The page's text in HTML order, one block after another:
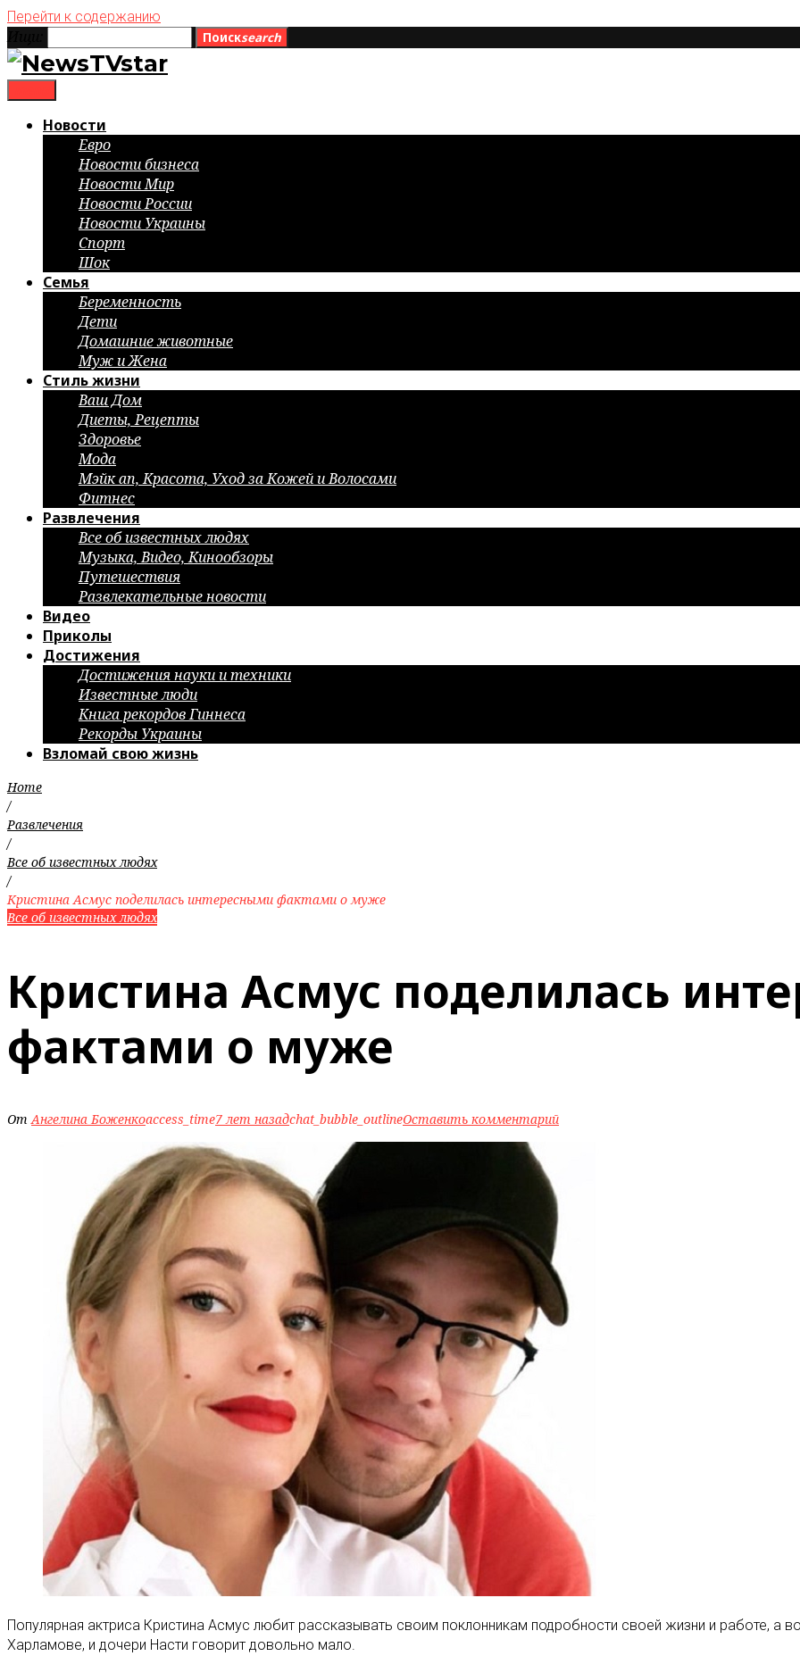
Перейти к содержанию
Поискsearch
Новости
Евро
Новости бизнеса
Новости Мир
Новости России
Новости Украины
Спорт
Шок
Семья
Беременность
Дети
Домашние животные
Муж и Жена
Стиль жизни
Ваш Дом
Диеты, Рецепты
Здоровье
Мода
Мэйк ап, Красота, Уход за Кожей и Волосами
Фитнес
Развлечения
Все об известных людях
Музыка, Видео, Кинообзоры
Путешествия
Развлекательные новости
Видео
Приколы
Достижения
Достижения науки и техники
Известные люди
Книга рекордов Гиннеса
Рекорды Украины
Взломай свою жизнь
Home
/
Развлечения
/
Все об известных людях
/
Кристина Асмус поделилась интересными фактами о муже
Все об известных людях
Кристина Асмус поделилась
фактами о муже
ОтАнгелина Боженкоaccess_time7 лет назадchat_bubble_outlineОставить комментарий
Популярная актриса Кристина Асмус любит рассказывать своим поклонникам подробности своей жизни и работе, а
Харламове, и дочери Насти говорит довольно мало.